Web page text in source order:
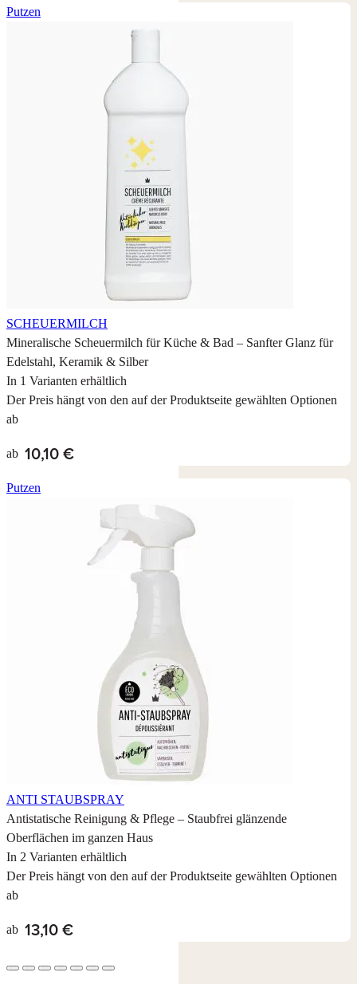
Putzen
SCHEUERMILCH
Mineralische Scheuermilch für Küche & Bad – Sanfter Glanz für
Edelstahl, Keramik & Silber
In 1 Varianten erhältlich
Der Preis hängt von den auf der Produktseite gewählten Optionen
ab
ab 10,10 €
Putzen
ANTI STAUBSPRAY
Antistatische Reinigung & Pflege – Staubfrei glänzende
Oberflächen im ganzen Haus
In 2 Varianten erhältlich
Der Preis hängt von den auf der Produktseite gewählten Optionen
ab
ab 13,10 €